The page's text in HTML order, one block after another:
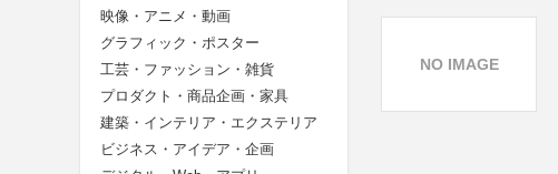
映像・アニメ・動画
グラフィック・ポスター
工芸・ファッション・雑貨
プロダクト・商品企画・家具
建築・インテリア・エクステリア
ビジネス・アイデア・企画
NO IMAGE